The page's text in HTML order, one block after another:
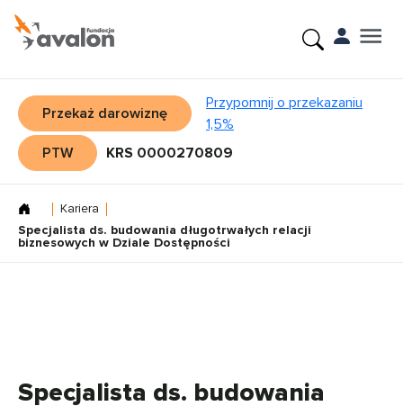
Przekaż darowiznę
Przypomnij o przekazaniu
1,5%
PTW
KRS 0000270809
Kariera
Specjalista ds. budowania długotrwałych relacji
biznesowych w Dziale Dostępności
Specjalista ds. budowania